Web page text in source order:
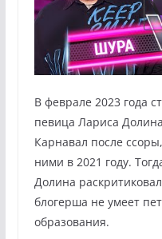
В феврале 2023 года
певица Лариса Долина
Карнавал после
ними в 2021 году.
Долина
блогерша не умеет
образования.